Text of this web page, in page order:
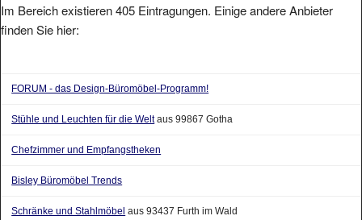
Im Bereich existieren 405 Eintragungen. Einige andere Anbieter
finden Sie hier:
FORUM - das Design-Büromöbel-Programm!
Stühle und Leuchten für die Weltaus 99867 Gotha
Chefzimmer und Empfangstheken
Bisley Büromöbel Trends
Schränke und Stahlmöbel aus 93437 Furth im Wald